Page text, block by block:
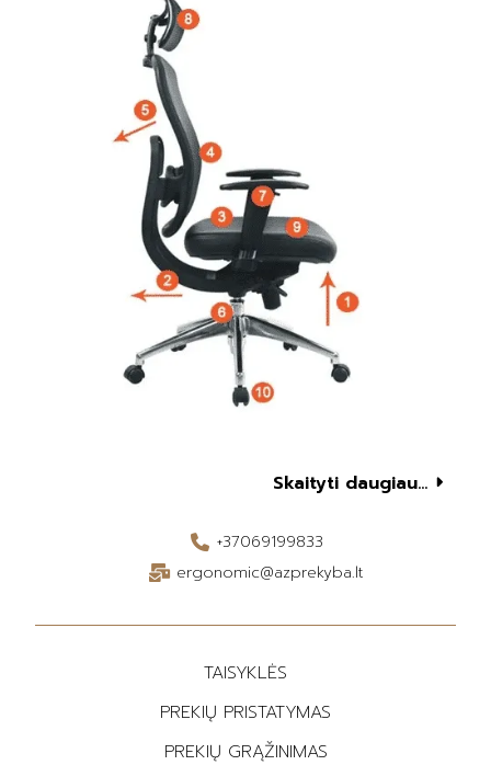
Skaityti daugiau...
+37069199833
ergonomic@azprekyba.lt
TAISYKLĖS
PREKIŲ PRISTATYMAS
PREKIŲ GRĄŽINIMAS